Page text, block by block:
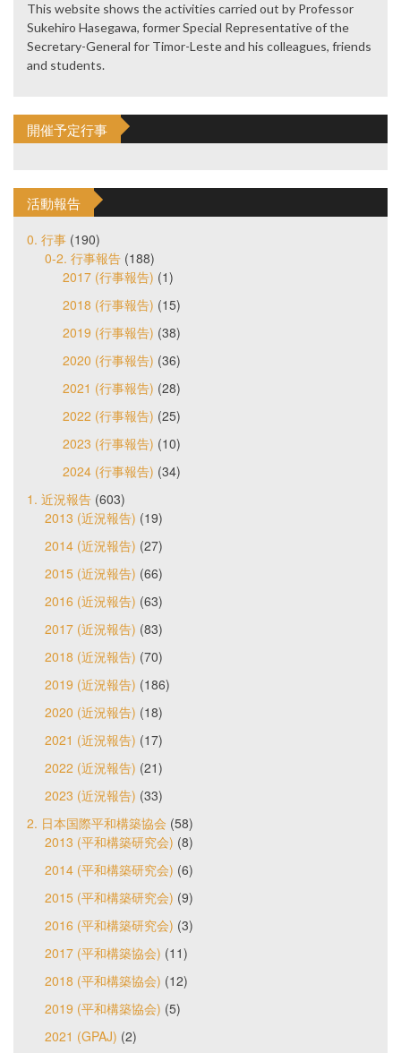
This website shows the activities carried out by Professor
Sukehiro Hasegawa, former Special Representative of the
Secretary-General for Timor-Leste and his colleagues, friends
and students.
開催予定行事
活動報告
0. 行事 (190)
0-2. 行事報告 (188)
2017 (行事報告) (1)
2018 (行事報告) (15)
2019 (行事報告) (38)
2020 (行事報告) (36)
2021 (行事報告) (28)
2022 (行事報告) (25)
2023 (行事報告) (10)
2024 (行事報告) (34)
1. 近況報告 (603)
2013 (近況報告) (19)
2014 (近況報告) (27)
2015 (近況報告) (66)
2016 (近況報告) (63)
2017 (近況報告) (83)
2018 (近況報告) (70)
2019 (近況報告) (186)
2020 (近況報告) (18)
2021 (近況報告) (17)
2022 (近況報告) (21)
2023 (近況報告) (33)
2. 日本国際平和構築協会 (58)
2013 (平和構築研究会) (8)
2014 (平和構築研究会) (6)
2015 (平和構築研究会) (9)
2016 (平和構築研究会) (3)
2017 (平和構築協会) (11)
2018 (平和構築協会) (12)
2019 (平和構築協会) (5)
2021 (GPAJ) (2)